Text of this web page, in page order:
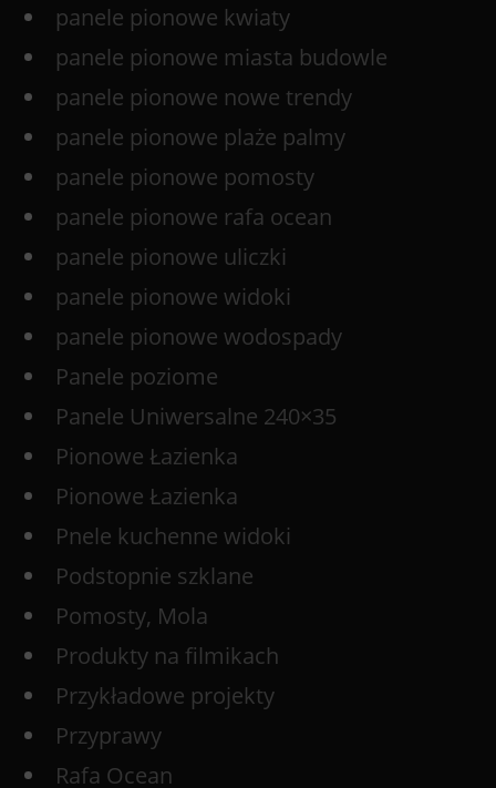
panele pionowe kwiaty
panele pionowe miasta budowle
panele pionowe nowe trendy
panele pionowe plaże palmy
panele pionowe pomosty
panele pionowe rafa ocean
panele pionowe uliczki
panele pionowe widoki
panele pionowe wodospady
Panele poziome
Panele Uniwersalne 240×35
Pionowe Łazienka
Pionowe Łazienka
Pnele kuchenne widoki
Podstopnie szklane
Pomosty, Mola
Produkty na filmikach
Przykładowe projekty
Przyprawy
Rafa Ocean